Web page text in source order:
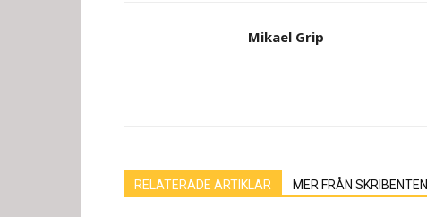
Mikael Grip
RELATERADE ARTIKLAR MER FRÅN SKRIBENTEN